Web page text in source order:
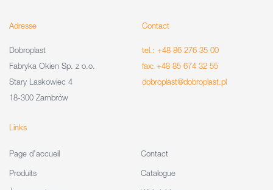
Adresse
Dobroplast
Fabryka Okien Sp. z o.o.
Stary Laskowiec 4
18-300 Zambrów
Contact
tel.: +48 86 276 35 00
fax: +48 85 674 32 55
dobroplast@dobroplast.pl
Links
Page d’accueil
Produits
Contact
Catalogue